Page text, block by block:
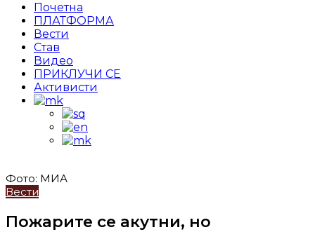
Почетна
ПЛАТФОРМА
Вести
Став
Видео
ПРИКЛУЧИ СЕ
Активисти
Фото: МИА
Вести
Пожарите се акутни, но